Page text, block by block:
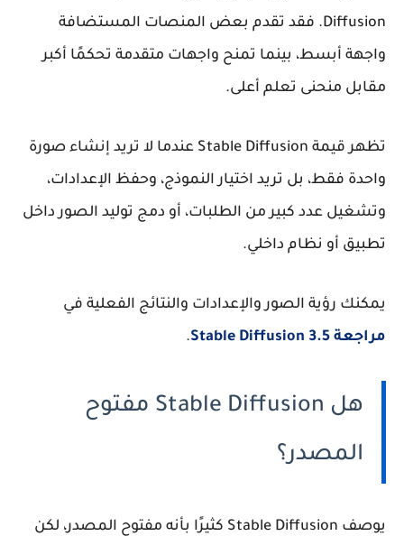
Diffusion. فقد تقدم بعض المنصات المستضافة
واجهة أبسط، بينما تمنح واجهات متقدمة تحكمًا أكبر
مقابل منحنى تعلم أعلى.
تظهر قيمة Stable Diffusion عندما لا تريد إنشاء صورة
واحدة فقط، بل تريد اختيار النموذج، وحفظ الإعدادات،
وتشغيل عدد كبير من الطلبات، أو دمج توليد الصور داخل
تطبيق أو نظام داخلي.
يمكنك رؤية الصور والإعدادات والنتائج الفعلية في
مراجعة Stable Diffusion 3.5
.
هل Stable Diffusion مفتوح
المصدر؟
يوصف Stable Diffusion كثيرًا بأنه مفتوح المصدر، لكن